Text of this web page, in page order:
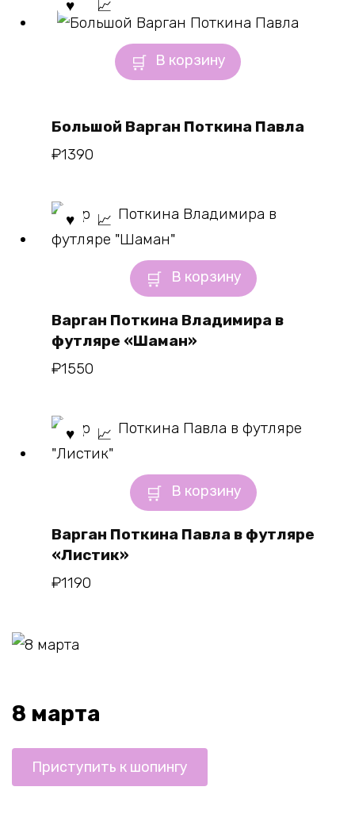
В корзину
Большой Варган Поткина Павла
₽1390
В корзину
Варган Поткина Владимира в
футляре «Шаман»
₽1550
В корзину
Варган Поткина Павла в футляре
«Листик»
₽1190
8 марта
Приступить к шопингу